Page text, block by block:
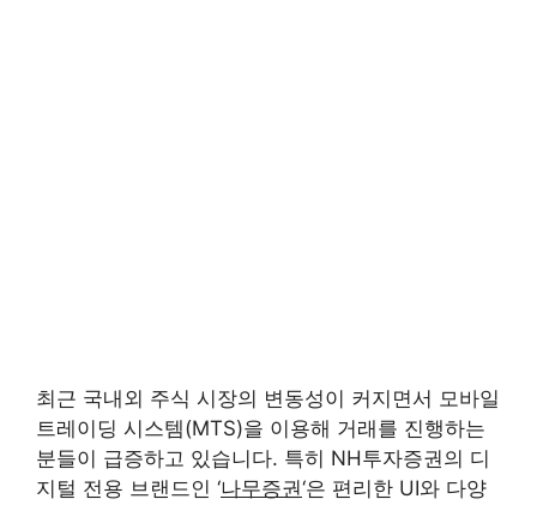
최근 국내외 주식 시장의 변동성이 커지면서 모바일
트레이딩 시스템(MTS)을 이용해 거래를 진행하는
분들이 급증하고 있습니다. 특히 NH투자증권의 디
지털 전용 브랜드인 ‘나무증권‘은 편리한 UI와 다양